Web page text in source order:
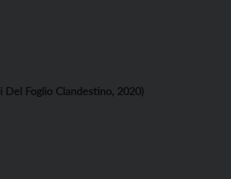
Del Foglio Clandestino, 2020)